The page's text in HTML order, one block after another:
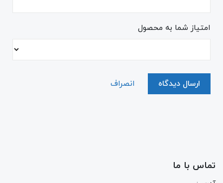
امتیاز شما به محصول
ارسال دیدگاه انصراف
تماس با ما